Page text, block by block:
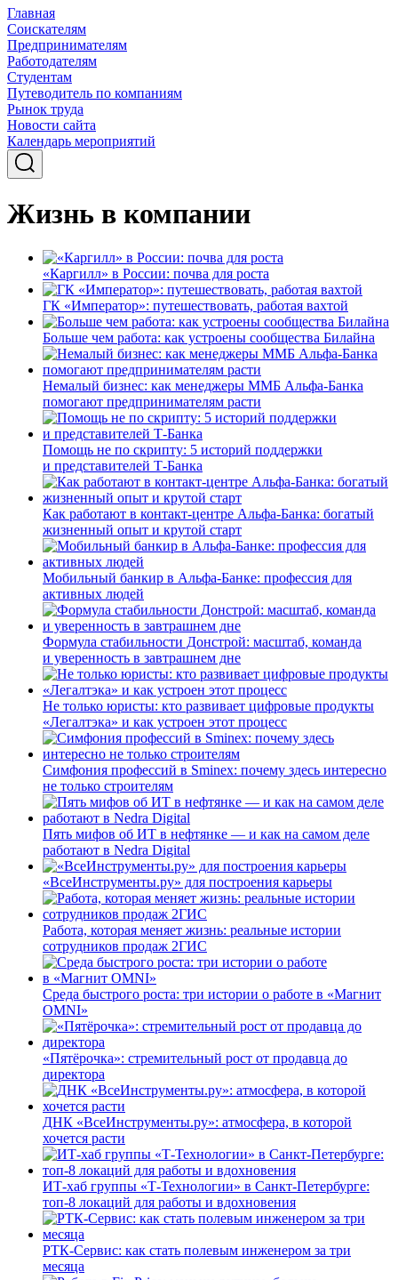
Главная
Соискателям
Предпринимателям
Работодателям
Студентам
Путеводитель по компаниям
Рынок труда
Новости сайта
Календарь мероприятий
Жизнь в компании
«Каргилл» в России: почва для роста
ГК «Император»: путешествовать, работая вахтой
Больше чем работа: как устроены сообщества Билайна
Немалый бизнес: как менеджеры ММБ Альфа-Банка
помогают предпринимателям расти
Помощь не по скрипту: 5 историй поддержки
и представителей Т-Банка
Как работают в контакт-центре Альфа-Банка: богатый
жизненный опыт и крутой старт
Мобильный банкир в Альфа-Банке: профессия для
активных людей
Формула стабильности Донстрой: масштаб, команда
и уверенность в завтрашнем дне
Не только юристы: кто развивает цифровые продукты
«Легалтэка» и как устроен этот процесс
Симфония профессий в Sminex: почему здесь интересно
не только строителям
Пять мифов об ИТ в нефтянке — и как на самом деле
работают в Nedra Digital
«ВсеИнструменты.ру» для построения карьеры
Работа, которая меняет жизнь: реальные истории
сотрудников продаж 2ГИС
Среда быстрого роста: три истории о работе в «Магнит
OMNI»
«Пятёрочка»: стремительный рост от продавца до
директора
ДНК «ВсеИнструменты.ру»: атмосфера, в которой
хочется расти
ИТ-хаб группы «Т-Технологии» в Санкт-Петербурге:
топ-8 локаций для работы и вдохновения
РТК-Сервис: как стать полевым инженером за три
месяца